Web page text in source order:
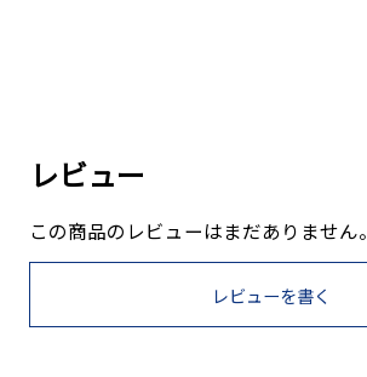
レビュー
この商品のレビューはまだありません。
レビューを書く